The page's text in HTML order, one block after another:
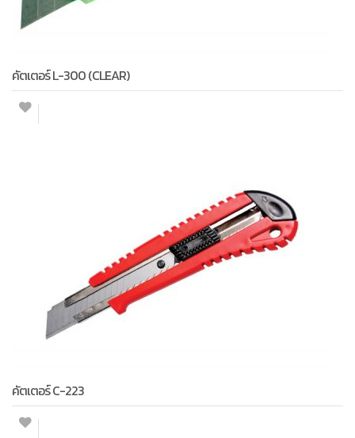
คัตเตอร์ L-300 (CLEAR)
คัตเตอร์ C-223